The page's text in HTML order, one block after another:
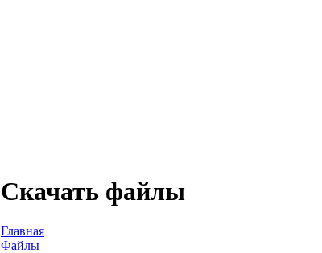
Скачать файлы
Главная
Файлы